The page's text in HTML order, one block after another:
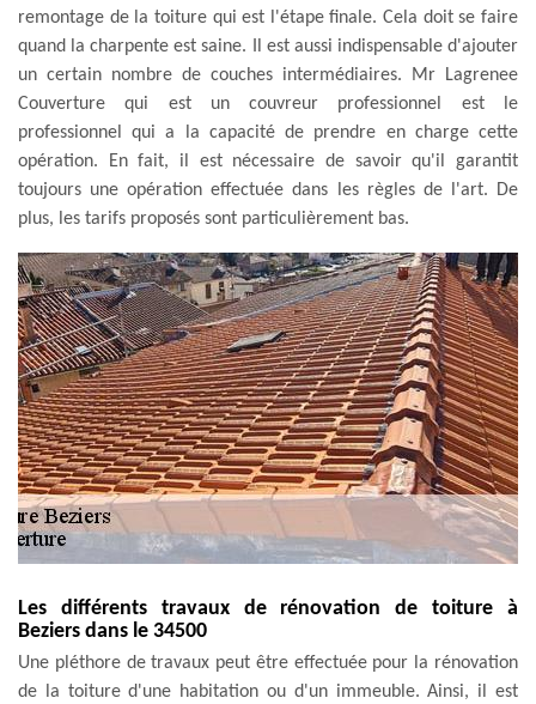
remontage de la toiture qui est l'étape finale. Cela doit se faire
quand la charpente est saine. Il est aussi indispensable d'ajouter
un certain nombre de couches intermédiaires. Mr Lagrenee
Couverture qui est un couvreur professionnel est le
professionnel qui a la capacité de prendre en charge cette
opération. En fait, il est nécessaire de savoir qu'il garantit
toujours une opération effectuée dans les règles de l'art. De
plus, les tarifs proposés sont particulièrement bas.
Les différents travaux de rénovation de toiture à
Beziers dans le 34500
Une pléthore de travaux peut être effectuée pour la rénovation
de la toiture d'une habitation ou d'un immeuble. Ainsi, il est